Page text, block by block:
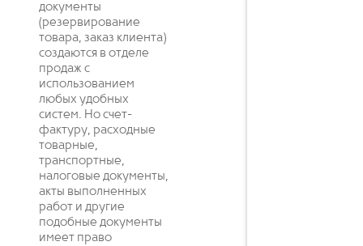
документы
(резервирование
товара, заказ клиента)
создаются в отделе
продаж с
использованием
любых удобных
систем. Но счет-
фактуру, расходные
товарные,
транспортные,
налоговые документы,
акты выполненных
работ и другие
подобные документы
имеет право